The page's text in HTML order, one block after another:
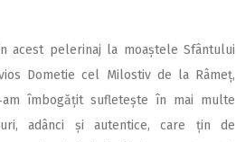
acest pelerinaj la moaș­tele Sfântului
Dometie cel Milostiv de la Râmeț,
îmbogățit sufletește în mai multe
adânci și autentice, care țin de